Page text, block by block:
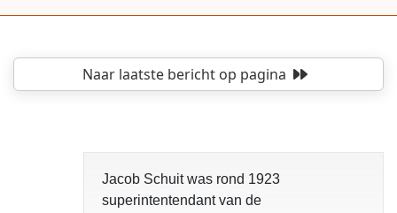
Naar laatste berichtop pagina
Jacob Schuit was rond 1923
superintentendant van de